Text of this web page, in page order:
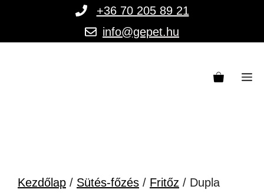
+36 70 205 89 21
info@gepet.hu
Kezdőlap / Sütés-főzés / Fritőz / Dupla